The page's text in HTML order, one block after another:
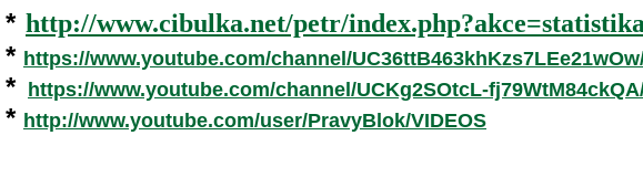
* http://www.cibulka.net/petr/index.php?akce=statistika
* https://www.youtube.com/channel/
* https://www.youtube.com/channel/UCKg2SOtcL-
* http://www.youtube.com/user/PravyBlok/VIDEOS